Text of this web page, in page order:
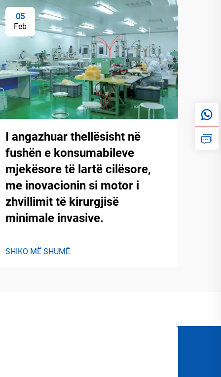
05
Feb
I angazhuar thellësisht në
fushën e konsumabileve
mjekësore të lartë cilësore,
me inovacionin si motor i
zhvillimit të kirurgjisë
minimale invasive.
SHIKO MË SHUMË